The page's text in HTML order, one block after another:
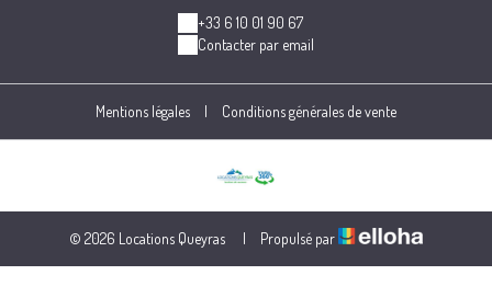
+33 6 10 01 90 67
Contacter par email
Mentions légales | Conditions générales de vente
© 2026 Locations Queyras | Propulsé par